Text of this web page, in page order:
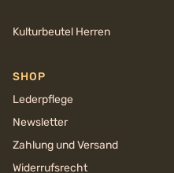
Kulturbeutel Herren
SHOP
Lederpflege
Newsletter
Zahlung und Versand
Widerrufsrecht